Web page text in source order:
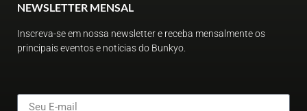
NEWSLETTER MENSAL
Inscreva-se em nossa newsletter e receba mensalmente os
principais eventos e notícias do Bunkyo.